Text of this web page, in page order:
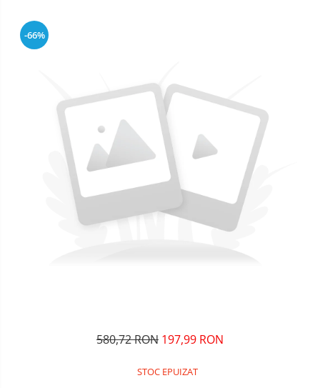
-66%
580,72 RON 197,99 RON
STOC EPUIZAT